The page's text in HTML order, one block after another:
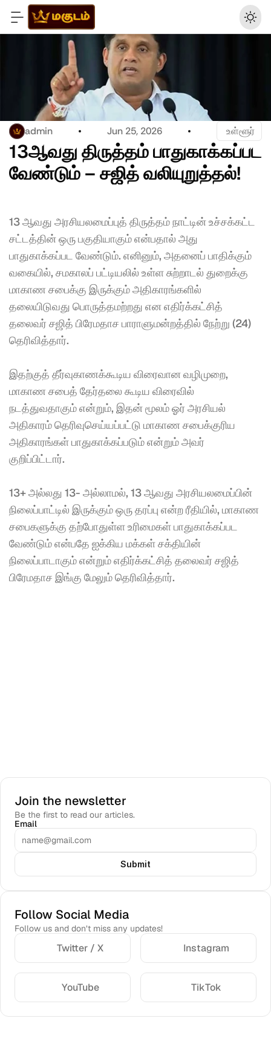
admin Jun 25, 2026 உள்ளூர்
13ஆவது திருத்தம் பாதுகாக்கப்பட
வேண்டும் – சஜித் வலியுறுத்தல்!
13 ஆவது அரசியலமைப்புத் திருத்தம் நாட்டின் உச்சக்கட்ட
சட்டத்தின் ஒரு பகுதியாகும் என்பதால் அது
பாதுகாக்கப்பட வேண்டும். எனினும், அதனைப் பாதிக்கும்
வகையில், சமகாலப் பட்டியலில் உள்ள சுற்றாடல் துறைக்கு
மாகாண சபைக்கு இருக்கும் அதிகாரங்களில்
தலையிடுவது பொருத்தமற்றது என எதிர்க்கட்சித்
தலைவர் சஜித் பிரேமதாச பாராளுமன்றத்தில் நேற்று (24)
தெரிவித்தார்.
இதற்குத் தீர்வுகாணக்கூடிய விரைவான வழிமுறை,
மாகாண சபைத் தேர்தலை கூடிய விரைவில்
நடத்துவதாகும் என்றும், இதன் மூலம் ஓர் அரசியல்
அதிகாரம் தெரிவுசெய்யப்பட்டு மாகாண சபைக்குரிய
அதிகாரங்கள் பாதுகாக்கப்படும் என்றும் அவர்
குறிப்பிட்டார்.
13+ அல்லது 13- அல்லாமல், 13 ஆவது அரசியலமைப்பின்
நிலைப்பாட்டில் இருக்கும் ஒரு தரப்பு என்ற ரீதியில், மாகாண
சபைகளுக்கு தற்போதுள்ள உரிமைகள் பாதுகாக்கப்பட
வேண்டும் என்பதே ஐக்கிய மக்கள் சக்தியின்
நிலைப்பாடாகும் என்றும் எதிர்க்கட்சித் தலைவர் சஜித்
பிரேமதாச இங்கு மேலும் தெரிவித்தார்.
Join the newsletter
Be the first to read our articles.
Email
Submit
Follow Social Media
Follow us and don’t miss any updates!
Twitter / X Instagram
YouTube TikTok